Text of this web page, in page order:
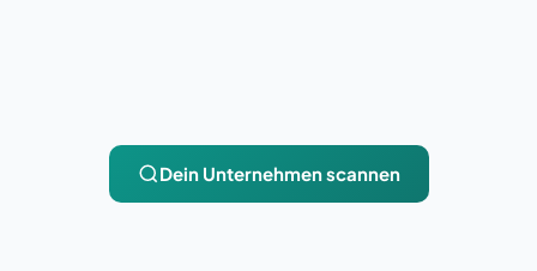
Dein Unternehmen scannen